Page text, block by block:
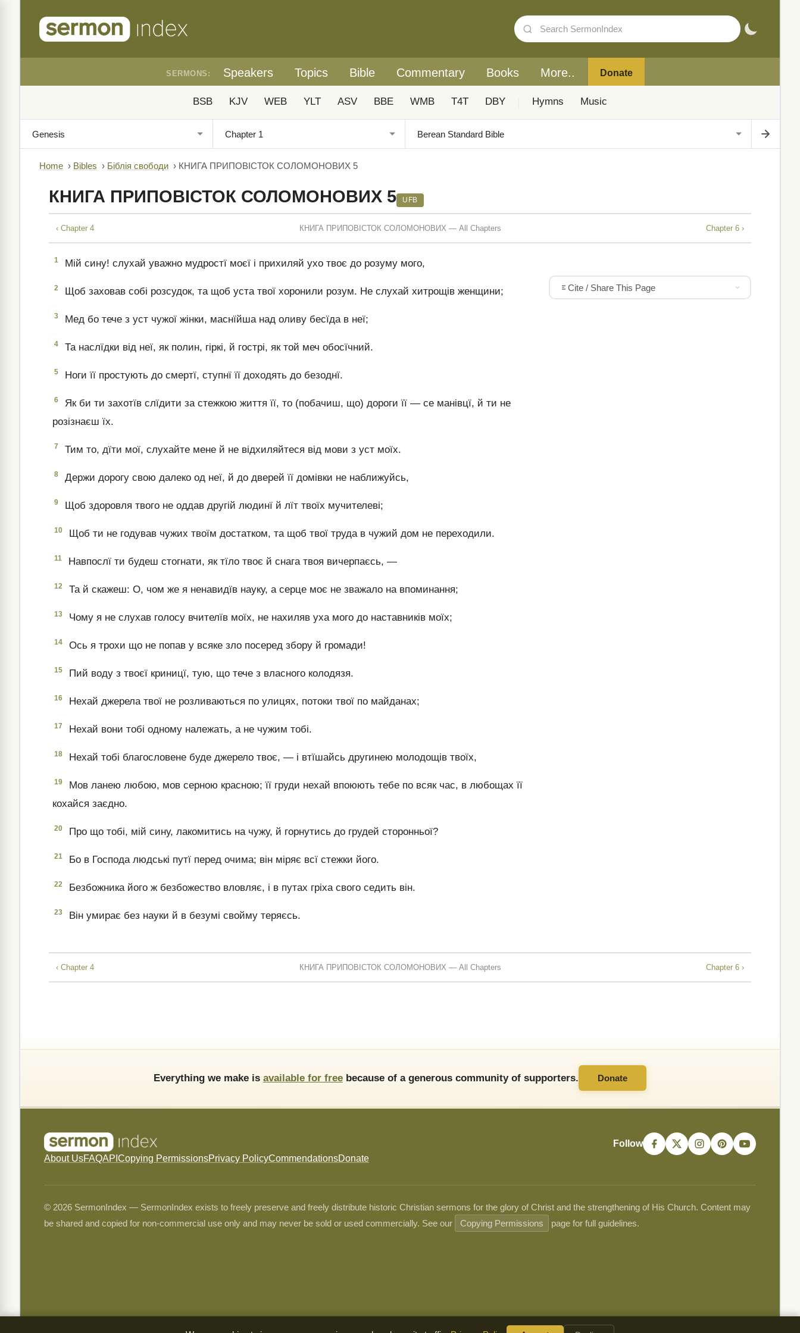
SERMONS: Speakers Topics Bible Commentary Books More.. Donate
BSB KJV WEB YLT ASV BBE WMB T4T DBY Hymns Music
Home › Bibles › Біблія свободи › КНИГА ПРИПОВІСТОК СОЛОМОНОВИХ 5
КНИГА ПРИПОВІСТОК СОЛОМОНОВИХ 5 UFB
‹ Chapter 4 КНИГА ПРИПОВІСТОК СОЛОМОНОВИХ — All Chapters Chapter 6 ›
1 Мій сину! слухай уважно мудростї моєї і прихиляй ухо твоє до розуму мого,
2 Щоб заховав собі розсудок, та щоб уста твої хоронили розум. Не слухай хитрощів женщини;
3 Мед бо тече з уст чужої жінки, маснїйша над оливу бесїда в неї;
4 Та наслїдки від неї, як полин, гіркі, й гострі, як той меч обосїчний.
5 Ноги її простують до смертї, ступнї її доходять до безоднї.
6
Як би ти захотїв слїдити за стежкою життя її, то (побачиш, що) дороги її — се манівцї, й ти не
розізнаєш їх.
7 Тим то, дїти мої, слухайте мене й не відхиляйтеся від мови з уст моїх.
8 Держи дорогу свою далеко од неї, й до дверей її домівки не наближуйсь,
9 Щоб здоровля твого не оддав другій людинї й лїт твоїх мучителеві;
10 Щоб ти не годував чужих твоїм достатком, та щоб твої труда в чужий дом не переходили.
11 Навпослї ти будеш стогнати, як тїло твоє й снага твоя вичерпаєсь, —
12 Та й скажеш: О, чом же я ненавидїв науку, а серце моє не зважало на впоминання;
13 Чому я не слухав голосу вчителїв моїх, не нахиляв уха мого до наставників моїх;
14 Ось я трохи що не попав у всяке зло посеред збору й громади!
15 Пий воду з твоєї криницї, тую, що тече з власного колодязя.
16 Нехай джерела твої не розливаються по улицях, потоки твої по майданах;
17 Нехай вони тобі одному належать, а не чужим тобі.
18 Нехай тобі благословене буде джерело твоє, — і втїшайсь другинею молодощів твоїх,
19
Мов ланею любою, мов серною красною; її груди нехай впоюють тебе по всяк час, в любощах її
кохайся заєдно.
20 Про що тобі, мій сину, лакомитись на чужу, й горнутись до грудей сторонньої?
21 Бо в Господа людські путї перед очима; він міряє всї стежки його.
22 Безбожника його ж безбожество вловляє, і в путах гріха свого седить він.
23 Він умирає без науки й в безумі свойму теряєсь.
Cite / Share This Page
‹ Chapter 4 КНИГА ПРИПОВІСТОК СОЛОМОНОВИХ — All Chapters Chapter 6 ›
Everything we make is available for free because of a generous community of supporters. Donate
About UsFAQAPI Copying PermissionsPrivacy PolicyCommendationsDonate
Follow
© 2026 SermonIndex — SermonIndex exists to freely preserve and freely distribute historic Christian sermons for the glory of Christ and the strengthening of His Church. Content may
be shared and copied for non-commercial use only and may never be sold or used commercially. See our
Copying Permissions page for full guidelines.